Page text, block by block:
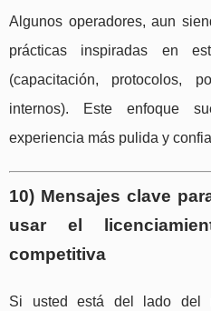
Algunos operadores, aun
prácticas inspiradas en
(capacitación, protocolos,
internos). Este enfoque
experiencia más pulida y
10) Mensajes clave
usar el
competitiva
Si usted está del lado del